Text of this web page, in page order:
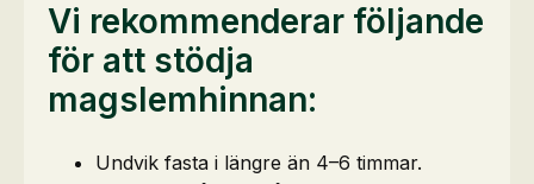
Vi rekommenderar följande
för att stödja
magslemhinnan:
Undvik fasta i längre än 4–6 timmar.